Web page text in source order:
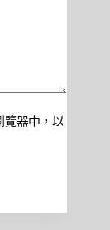
覽器中，以